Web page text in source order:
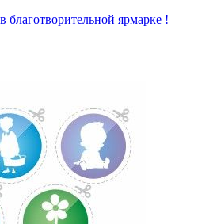
благотворительной ярмарке !